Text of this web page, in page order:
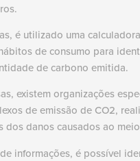
é utilizado uma
de consumo para
de carbono emitida.
existem organizações
de emissão de CO2,
dos danos causados ao
informações, é possível